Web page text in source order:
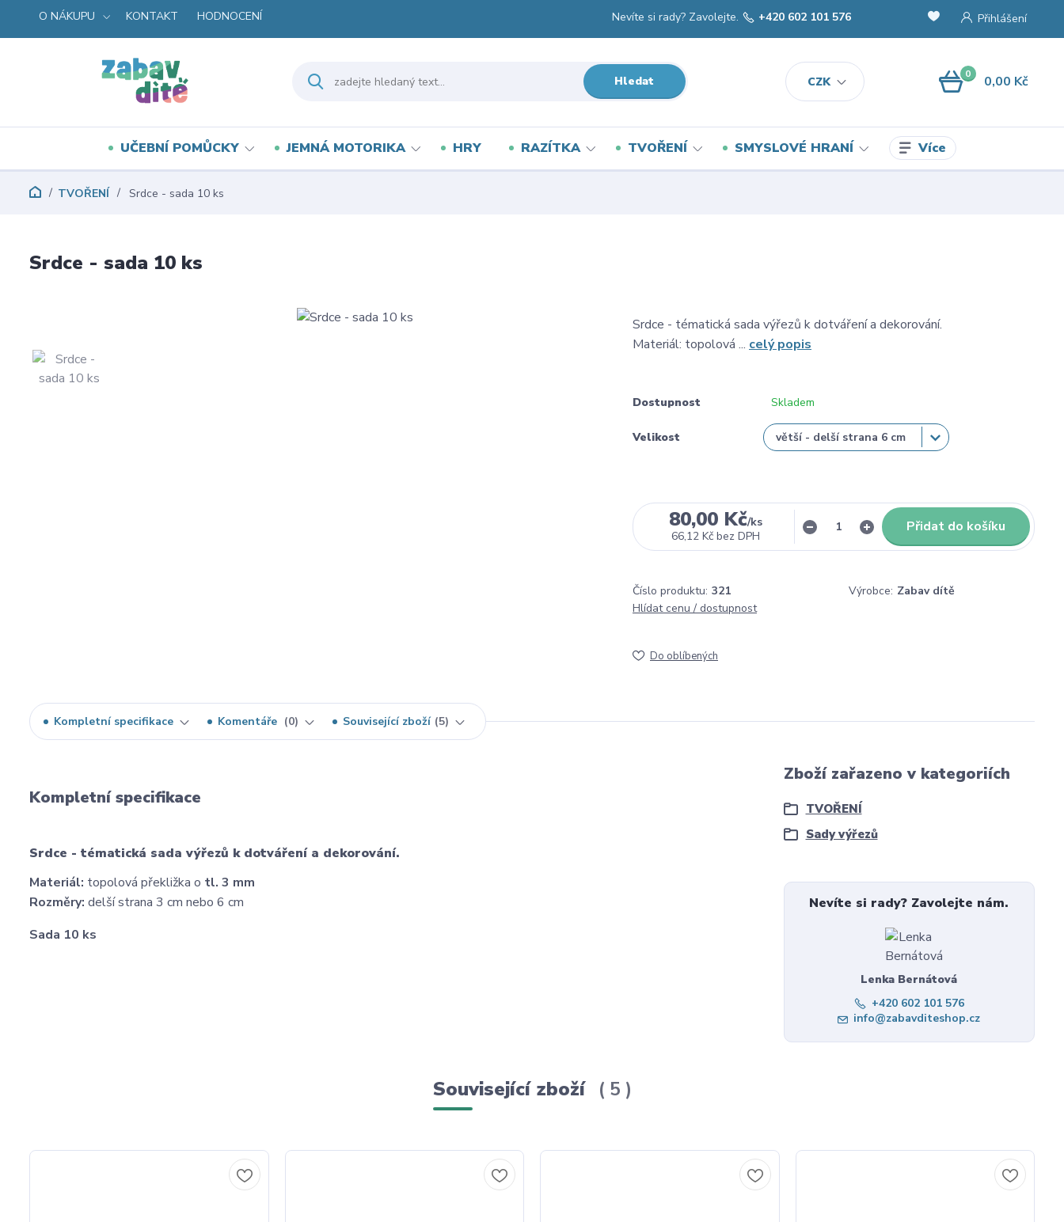
O NÁKUPU KONTAKT HODNOCENÍ
CZK
Přihlášení
Hledat
Nevíte si rady? Zavolejte. +420 602 101 576
0 0,00 Kč
UČEBNÍ POMŮCKY JEMNÁ MOTORIKA HRY RAZÍTKA TVOŘENÍ SMYSLOVÉ HRANÍ Více
TVOŘENÍ Srdce - sada 10 ks
Srdce - sada 10 ks
Srdce - tématická sada výřezů k dotváření a dekorování.
Materiál: topolová ... celý popis
Dostupnost Skladem
Velikost
80,00 Kč/ks
66,12 Kč bez DPH
Přidat do košíku
Číslo produktu: 321 Výrobce: Zabav dítě
Hlídat cenu / dostupnost
Do oblíbených
Kompletní specifikace Komentáře 0 Související zboží 5
Kompletní specifikace
Srdce - tématická sada výřezů k dotváření a dekorování.
Materiál: topolová překližka o tl. 3 mm
Rozměry: delší strana 3 cm nebo 6 cm
Sada 10 ks
Zboží zařazeno v kategoriích
TVOŘENÍ
Sady výřezů
Nevíte si rady? Zavolejte nám.
Lenka Bernátová
+420 602 101 576
info@zabavditeshop.cz
Související zboží 5